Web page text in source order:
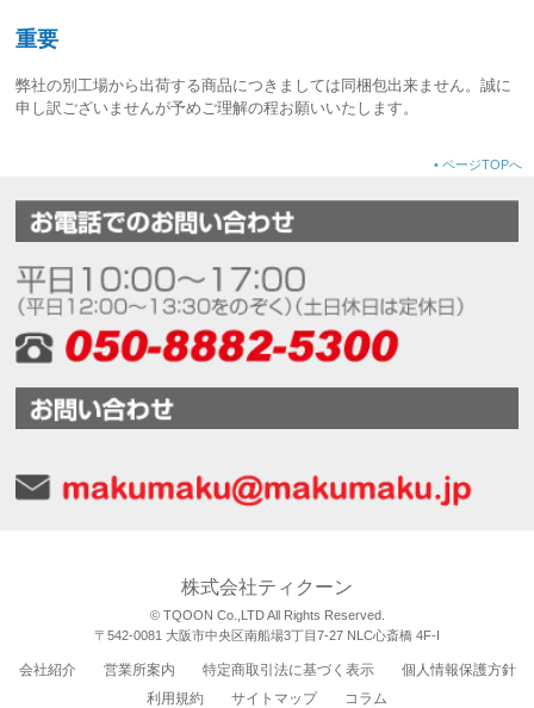
重要
弊社の別工場から出荷する商品につきましては同梱包出来ません。誠に
申し訳ございませんが予めご理解の程お願いいたします。
• ページTOPへ
株式会社ティクーン
© TQOON Co.,LTD All Rights Reserved.
〒542-0081 大阪市中央区南船場3丁目7-27 NLC心斎橋 4F-I
会社紹介 営業所案内 特定商取引法に基づく表示
個人情報保護方針
利用規約
サイトマップ コラム